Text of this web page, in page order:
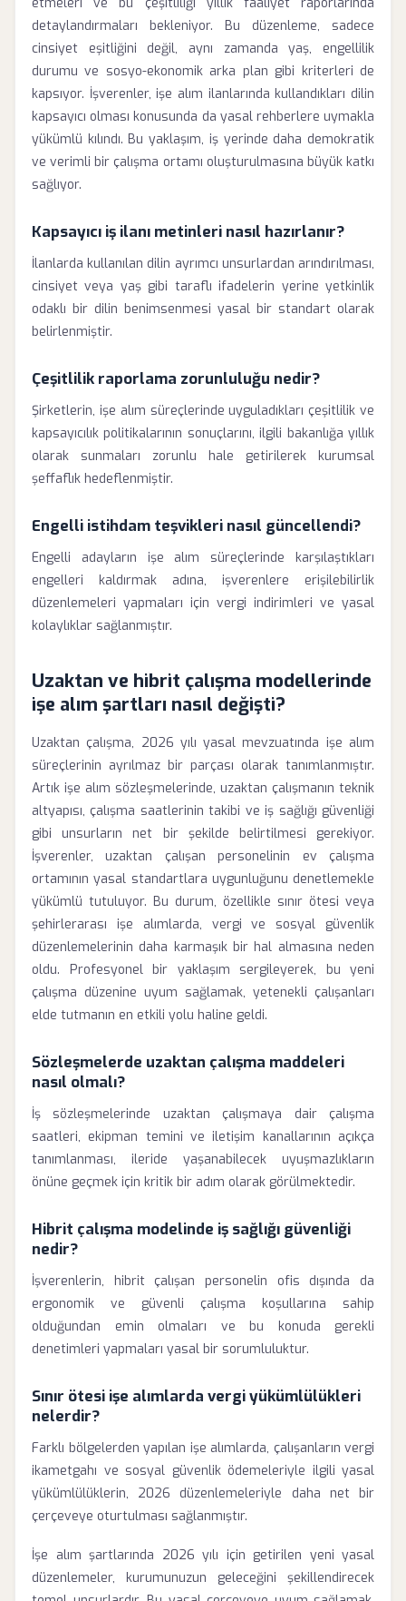
detaylandırmaları bekleniyor. Bu düzenleme, sadece
cinsiyet eşitliğini değil, aynı zamanda yaş, engellilik
durumu ve sosyo-ekonomik arka plan gibi kriterleri de
kapsıyor. İşverenler, işe alım ilanlarında kullandıkları dilin
kapsayıcı olması konusunda da yasal rehberlere uymakla
yükümlü kılındı. Bu yaklaşım, iş yerinde daha demokratik
ve verimli bir çalışma ortamı oluşturulmasına büyük katkı
sağlıyor.
Kapsayıcı iş ilanı metinleri nasıl hazırlanır?
İlanlarda kullanılan dilin ayrımcı unsurlardan arındırılması,
cinsiyet veya yaş gibi taraflı ifadelerin yerine yetkinlik
odaklı bir dilin benimsenmesi yasal bir standart olarak
belirlenmiştir.
Çeşitlilik raporlama zorunluluğu nedir?
Şirketlerin, işe alım süreçlerinde uyguladıkları çeşitlilik ve
kapsayıcılık politikalarının sonuçlarını, ilgili bakanlığa yıllık
olarak sunmaları zorunlu hale getirilerek kurumsal
şeffaflık hedeflenmiştir.
Engelli istihdam teşvikleri nasıl güncellendi?
Engelli adayların işe alım süreçlerinde karşılaştıkları
engelleri kaldırmak adına, işverenlere erişilebilirlik
düzenlemeleri yapmaları için vergi indirimleri ve yasal
kolaylıklar sağlanmıştır.
Uzaktan ve hibrit çalışma modellerinde
işe alım şartları nasıl değişti?
Uzaktan çalışma, 2026 yılı yasal mevzuatında işe alım
süreçlerinin ayrılmaz bir parçası olarak tanımlanmıştır.
Artık işe alım sözleşmelerinde, uzaktan çalışmanın teknik
altyapısı, çalışma saatlerinin takibi ve iş sağlığı güvenliği
gibi unsurların net bir şekilde belirtilmesi gerekiyor.
İşverenler, uzaktan çalışan personelinin ev çalışma
ortamının yasal standartlara uygunluğunu denetlemekle
yükümlü tutuluyor. Bu durum, özellikle sınır ötesi veya
şehirlerarası işe alımlarda, vergi ve sosyal güvenlik
düzenlemelerinin daha karmaşık bir hal almasına neden
oldu. Profesyonel bir yaklaşım sergileyerek, bu yeni
çalışma düzenine uyum sağlamak, yetenekli çalışanları
elde tutmanın en etkili yolu haline geldi.
Sözleşmelerde uzaktan çalışma maddeleri
nasıl olmalı?
İş sözleşmelerinde uzaktan çalışmaya dair çalışma
saatleri, ekipman temini ve iletişim kanallarının açıkça
tanımlanması, ileride yaşanabilecek uyuşmazlıkların
önüne geçmek için kritik bir adım olarak görülmektedir.
Hibrit çalışma modelinde iş sağlığı güvenliği
nedir?
İşverenlerin, hibrit çalışan personelin ofis dışında da
ergonomik ve güvenli çalışma koşullarına sahip
olduğundan emin olmaları ve bu konuda gerekli
denetimleri yapmaları yasal bir sorumluluktur.
Sınır ötesi işe alımlarda vergi yükümlülükleri
nelerdir?
Farklı bölgelerden yapılan işe alımlarda, çalışanların vergi
ikametgahı ve sosyal güvenlik ödemeleriyle ilgili yasal
yükümlülüklerin, 2026 düzenlemeleriyle daha net bir
çerçeveye oturtulması sağlanmıştır.
İşe alım şartlarında 2026 yılı için getirilen yeni yasal
düzenlemeler, kurumunuzun geleceğini şekillendirecek